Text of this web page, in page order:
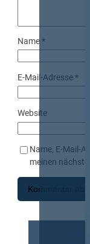
Name*
E-Mail-Adresse*
Website
Name, E-Mail-
meinen